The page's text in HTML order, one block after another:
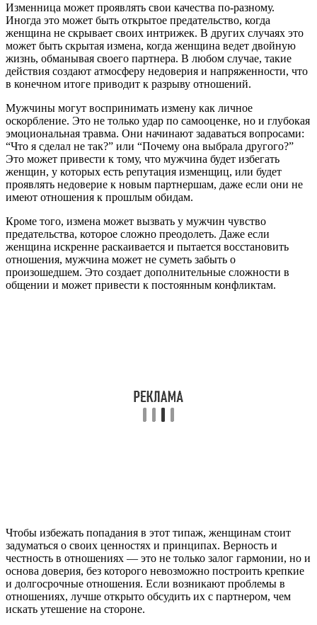
Изменница может проявлять свои качества по-разному.
Иногда это может быть открытое предательство, когда
женщина не скрывает своих интрижек. В других случаях это
может быть скрытая измена, когда женщина ведет двойную
жизнь, обманывая своего партнера. В любом случае, такие
действия создают атмосферу недоверия и напряженности, что
в конечном итоге приводит к разрыву отношений.
Мужчины могут воспринимать измену как личное
оскорбление. Это не только удар по самооценке, но и глубокая
эмоциональная травма. Они начинают задаваться вопросами:
“Что я сделал не так?” или “Почему она выбрала другого?”
Это может привести к тому, что мужчина будет избегать
женщин, у которых есть репутация изменщиц, или будет
проявлять недоверие к новым партнершам, даже если они не
имеют отношения к прошлым обидам.
Кроме того, измена может вызвать у мужчин чувство
предательства, которое сложно преодолеть. Даже если
женщина искренне раскаивается и пытается восстановить
отношения, мужчина может не суметь забыть о
произошедшем. Это создает дополнительные сложности в
общении и может привести к постоянным конфликтам.
Чтобы избежать попадания в этот типаж, женщинам стоит
задуматься о своих ценностях и принципах. Верность и
честность в отношениях — это не только залог гармонии, но и
основа доверия, без которого невозможно построить крепкие
и долгосрочные отношения. Если возникают проблемы в
отношениях, лучше открыто обсудить их с партнером, чем
искать утешение на стороне.